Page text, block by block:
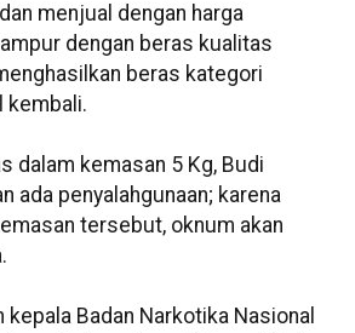
menjual dengan harga
dengan beras kualitas
beras kategori
kembali.
dalam kemasan 5 Kg, Budi
ada penyalahgunaan; karena
tersebut, oknum akan
kepala Badan Narkotika Nasional